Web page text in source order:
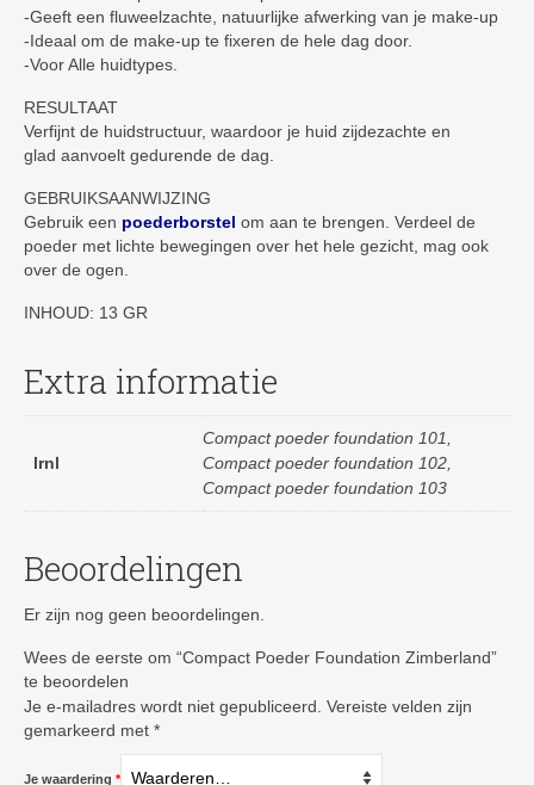
-Geeft een fluweelzachte, natuurlijke afwerking van je make-up
-Ideaal om de make-up te fixeren de hele dag door.
-Voor Alle huidtypes.
RESULTAAT
Verfijnt de huidstructuur, waardoor je huid zijdezachte en
glad aanvoelt gedurende de dag.
GEBRUIKSAANWIJZING
Gebruik een poederborstel om aan te brengen. Verdeel de
poeder met lichte bewegingen over het hele gezicht, mag ook
over de ogen.
INHOUD: 13 GR
Extra informatie
lrnl
Compact poeder foundation 101,
Compact poeder foundation 102,
Compact poeder foundation 103
Beoordelingen
Er zijn nog geen beoordelingen.
Wees de eerste om “Compact Poeder Foundation Zimberland”
te beoordelen
Je e-mailadres wordt niet gepubliceerd. Vereiste velden zijn
gemarkeerd met *
Je waardering *